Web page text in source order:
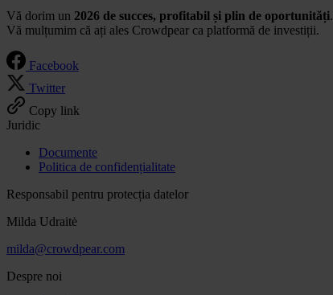
Vă dorim un 2026 de succes, profitabil și plin de oportunități.
Vă mulțumim că ați ales Crowdpear ca platformă de investiții.
Facebook
Twitter
Copy link
Juridic
Documente
Politica de confidențialitate
Responsabil pentru protecția datelor
Milda Udraitė
milda@crowdpear.com
Despre noi